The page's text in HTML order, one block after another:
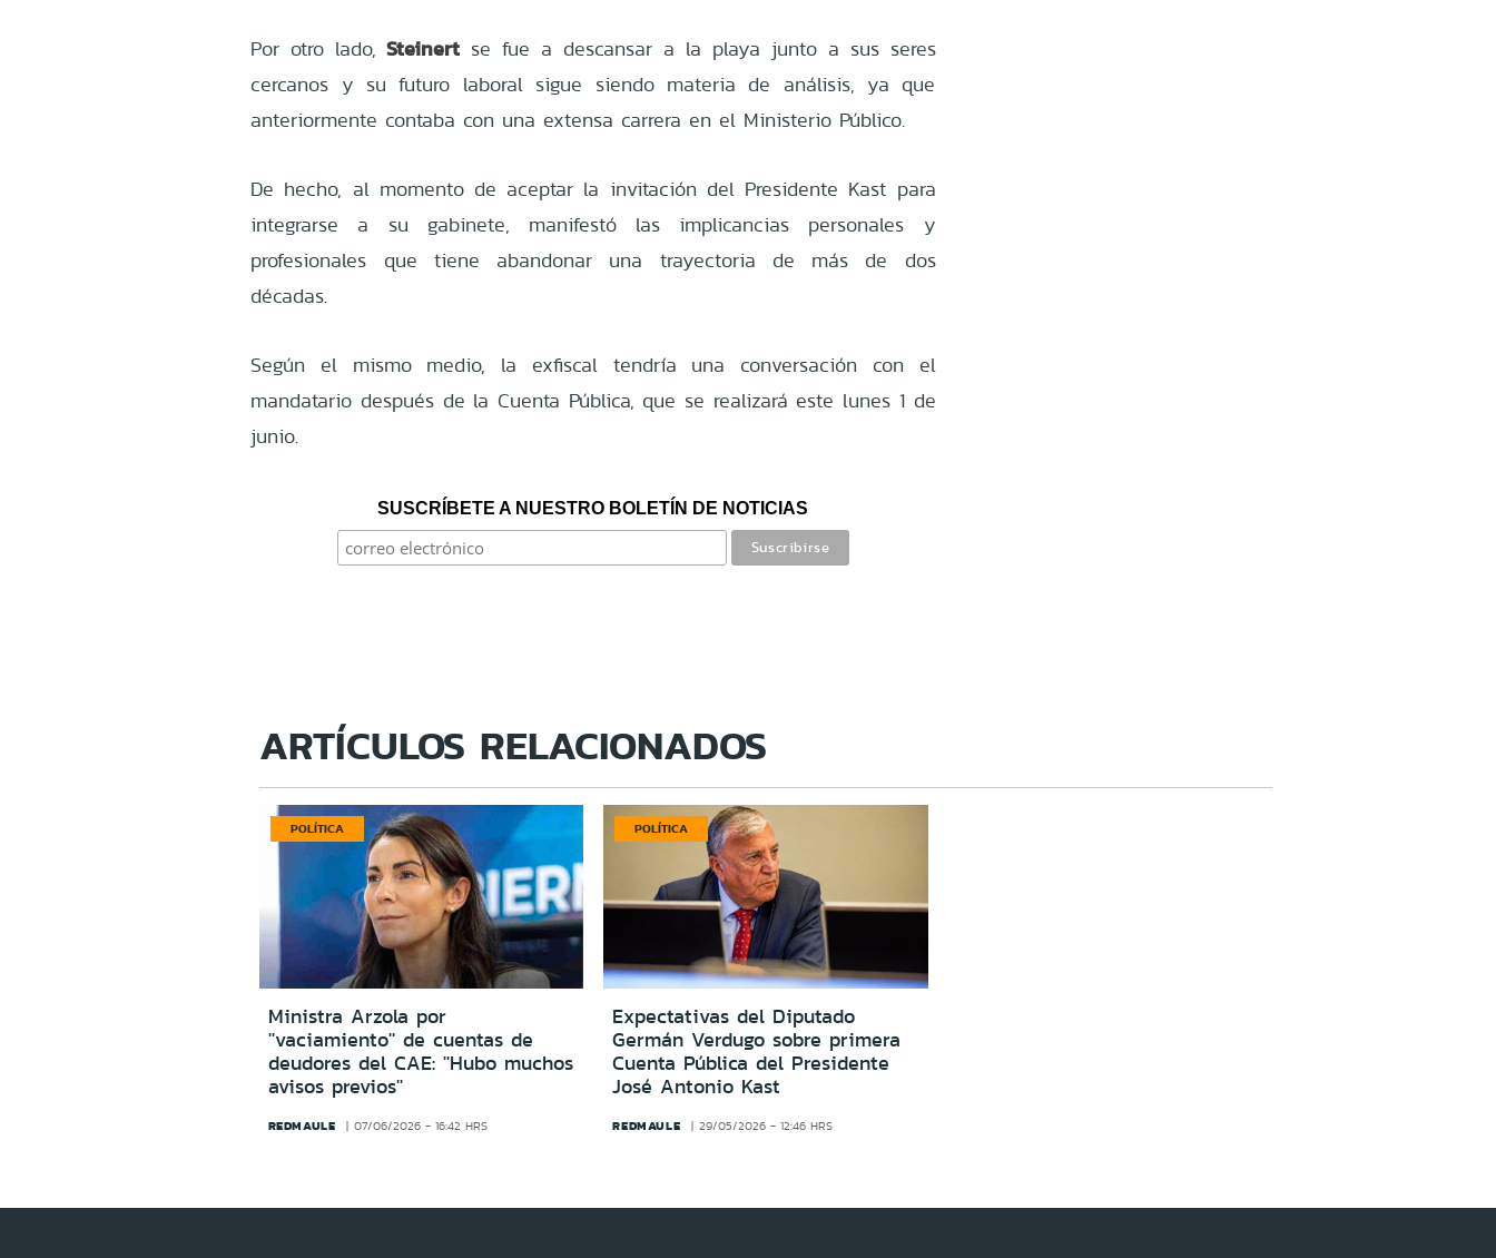
Por otro lado, Steinert se fue a descansar a la playa junto a sus seres
cercanos y su futuro laboral sigue siendo materia de análisis, ya que
anteriormente contaba con una extensa carrera en el Ministerio Público.
De hecho, al momento de aceptar la invitación del Presidente Kast para
integrarse a su gabinete, manifestó las implicancias personales y
profesionales que tiene abandonar una trayectoria de más de dos
décadas.
Según el mismo medio, la exfiscal tendría una conversación con el
mandatario después de la Cuenta Pública, que se realizará este lunes 1 de
junio.
SUSCRÍBETE A NUESTRO BOLETÍN DE NOTICIAS
ARTÍCULOS RELACIONADOS
POLÍTICA
Ministra Arzola por
''vaciamiento'' de cuentas de
deudores del CAE: ''Hubo muchos
avisos previos''
REDMAULE 07/06/2026 - 16:42 HRS
POLÍTICA
Expectativas del Diputado
Germán Verdugo sobre primera
Cuenta Pública del Presidente
José Antonio Kast
REDMAULE 29/05/2026 - 12:46 HRS